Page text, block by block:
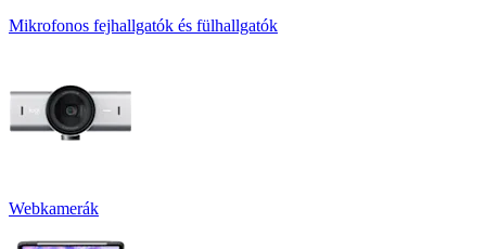
Mikrofonos fejhallgatók és fülhallgatók
Webkamerák